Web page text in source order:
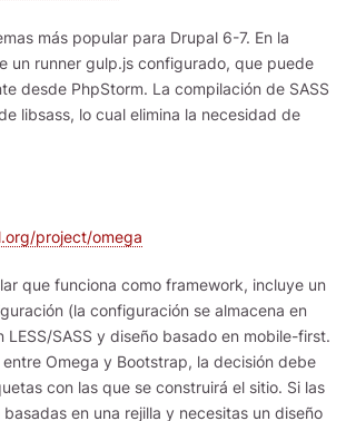
más popular para Drupal 6-7. En la
un runner gulp.js configurado, que puede
desde PhpStorm. La compilación de SASS
libsass, lo cual elimina la necesidad de
project/omega
que funciona como framework, incluye un
(la configuración se almacena en
LESS/SASS y diseño basado en mobile-first.
Omega y Bootstrap, la decisión debe
con las que se construirá el sitio. Si las
en una rejilla y necesitas un diseño